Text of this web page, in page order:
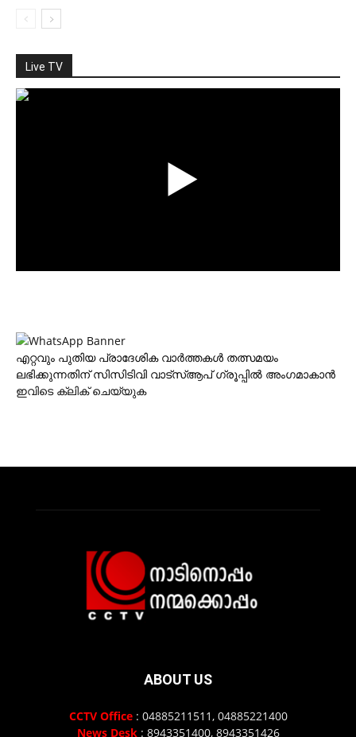
Live TV
എറ്റവും പുതിയ പ്രാദേശിക വാര്‍ത്തകള്‍ തത്സമയം
ലഭിക്കുന്നതിന് സിസിടിവി വാട്‌സ്ആപ് ഗ്രൂപ്പില്‍ അംഗമാകാന്‍
ഇവിടെ ക്ലിക് ചെയ്യുക
ABOUT US
CCTV Office: 04885211511, 04885221400
News Desk: 8943351400, 8943351426